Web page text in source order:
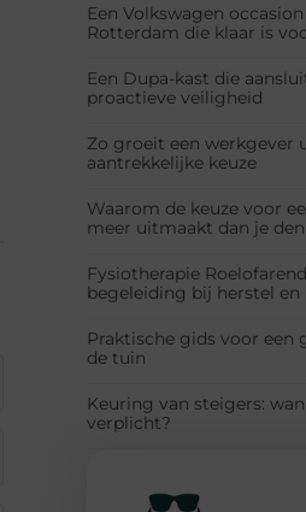
Een Volkswagen
Rotterdam die klaar is
Een Dupa-kast die
proactieve veiligheid
Zo groeit een werkgever
aantrekkelijke keuze
Waarom de keuze voor
meer uitmaakt dan je
Fysiotherapie
begeleiding bij herstel en
Praktische gids voor een
de tuin
Keuring van steigers:
verplicht?